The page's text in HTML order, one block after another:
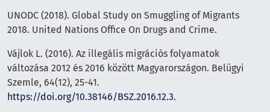
UNODC (2018). Global Study on Smuggling of Migrants
2018. United Nations Office On Drugs and Crime.
Vájlok L. (2016). Az illegális migrációs folyamatok
változása 2012 és 2016 között Magyarországon. Belügyi
Szemle, 64(12), 25-41.
https://doi.org/10.38146/BSZ.2016.12.3.